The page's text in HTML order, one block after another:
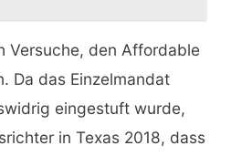
Versuche, den Affordable
Da das Einzelmandat
eingestuft wurde,
in Texas 2018, dass